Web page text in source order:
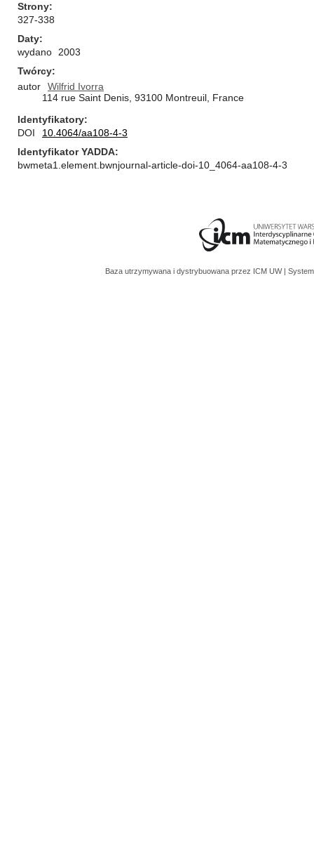
Strony
327-338
Daty
wydano
2003
Twórcy
autor
Wilfrid Ivorra
114 rue Saint Denis, 93100 Montreuil, France
Identyfikatory
DOI
10.4064/aa108-4-3
Identyfikator YADDA
bwmeta1.element.bwnjournal-article-doi-10_4064-aa108-4-3
Baza utrzymywana i dystrybuowana przez ICM UW |